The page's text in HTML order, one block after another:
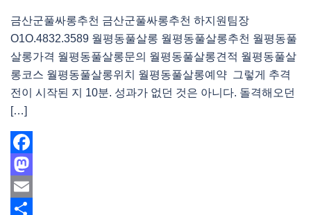
금산군풀싸롱추천 금산군풀싸롱추천 하지원팀장
O1O.4832.3589 월평동풀살롱 월평동풀살롱추천 월평동풀
살롱가격 월평동풀살롱문의 월평동풀살롱견적 월평동풀살
롱코스 월평동풀살롱위치 월평동풀살롱예약 그렇게 추격
전이 시작된 지 10분. 성과가 없던 것은 아니다. 돌격해오던
[…]
Facebook
Mastodon
Email